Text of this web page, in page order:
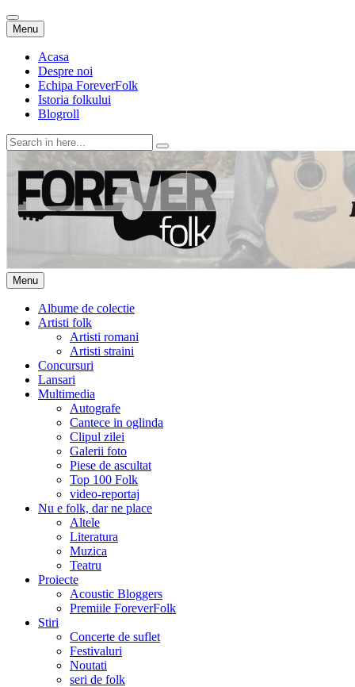
Menu Skip
to
content
Acasa
Despre noi
Echipa ForeverFolk
Istoria folkului
Blogroll
Search
for:
ForeverFolk
Muzica sufletului tau
Menu Skip
to
content
Albume de colectie
Artisti folk
Artisti romani
Artisti straini
Concursuri
Lansari
Multimedia
Autografe
Cantece in oglinda
Clipul zilei
Galerii foto
Piese de ascultat
Top 100 Folk
video-reportaj
Nu e folk, dar ne place
Altele
Literatura
Muzica
Teatru
Proiecte
Acoustic Bloggers
Premiile ForeverFolk
Stiri
Concerte de suflet
Festivaluri
Noutati
seri de folk